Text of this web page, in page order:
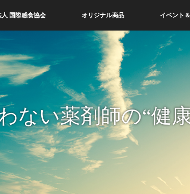
国際感食協会 オリジナル商品 イベント
ない薬剤師の“健